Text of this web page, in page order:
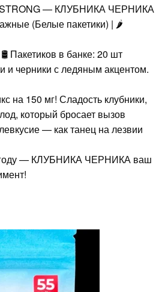
STRONG — КЛУБНИКА ЧЕРНИКА
(Белые пакетики) | 🌶️
Пакетиков в банке: 20 шт
и черники с ледяным акцентом.
на 150 мг! Сладость клубники,
который бросает вызов
— как танец на лезвии
— КЛУБНИКА ЧЕРНИКА ваш